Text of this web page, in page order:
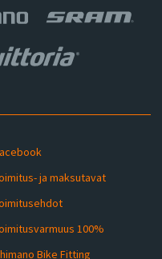
ja maksutavat
100%
Bike Fitting